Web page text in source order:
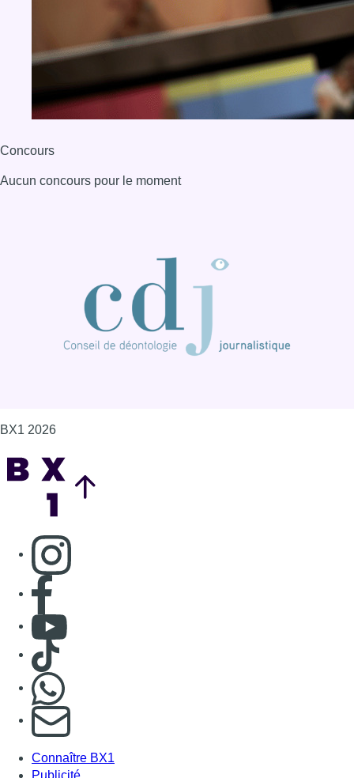
Concours
Aucun concours pour le moment
BX1 2026
Consulter page Instagram
Consulter page Facebook
Consulter Youtube
Consulter TikTok
S'abonner à notre newsletter
Connaître BX1
Publicité